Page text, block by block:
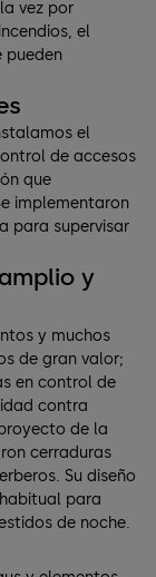
vez por
el
pueden
el
de accesos
que
implementaron
para supervisar
y
y muchos
de gran valor;
en control de
contra
de la
cerraduras
Su diseño
para
de noche.